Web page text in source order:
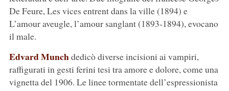
De Feure, Les vices entrent dans la ville (1894) e
L’amour aveugle, l’amour sanglant (1893-1894), evocano
il male.
Edvard Munchdedicò diverse incisioni ai vampiri,
raffigurati in gesti ferini tesi tra amore e dolore, come una
vignetta del 1906. Le linee tormentate dell’espressionista